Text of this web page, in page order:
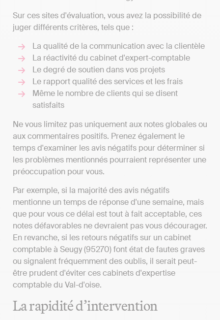
Sur ces sites d'évaluation, vous avez la possibilité de
juger différents critères, tels que :
La qualité de la communication avec la clientèle
La réactivité du cabinet d'expert-comptable
Le degré de soutien dans vos projets
Le rapport qualité des services et les frais
Même le nombre de clients qui se disent
satisfaits
Ne vous limitez pas uniquement aux notes globales ou
aux commentaires positifs. Prenez également le
temps d'examiner les avis négatifs pour déterminer si
les problèmes mentionnés pourraient représenter une
préoccupation pour vous.
Par exemple, si la majorité des avis négatifs
mentionne un temps de réponse d'une semaine, mais
que pour vous ce délai est tout à fait acceptable, ces
notes défavorables ne devraient pas vous décourager.
En revanche, si les retours négatifs sur un cabinet
comptable à Seugy (95270) font état de fautes graves
ou signalent fréquemment des oublis, il serait peut-
être prudent d'éviter ces cabinets d'expertise
comptable du Val-d'oise.
La rapidité d’intervention